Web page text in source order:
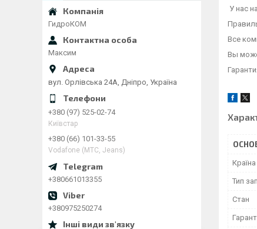
У нас
Все
Вы
Тип
Стан
ГидроКОМ
Максим
вул. Орлівська 24А, Дніпро, Україна
+380 (97) 525-02-74
Київстар
+380 (66) 101-33-55
Vodafone (МТС, Jeans)
+380661013355
+380975250274